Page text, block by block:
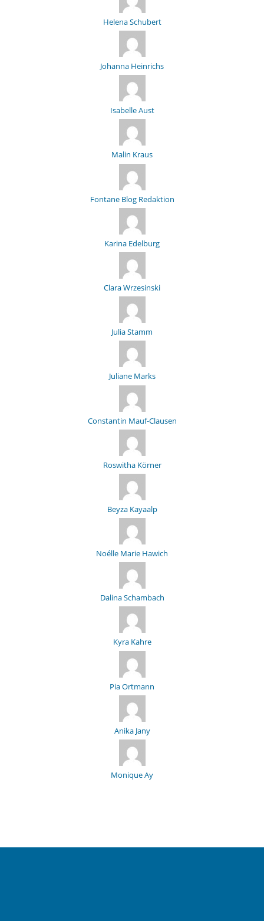
Helena Schubert
Johanna Heinrichs
Isabelle Aust
Malin Kraus
Fontane Blog Redaktion
Karina Edelburg
Clara Wrzesinski
Julia Stamm
Juliane Marks
Constantin Mauf-Clausen
Roswitha Körner
Beyza Kayaalp
Noélle Marie Hawich
Dalina Schambach
Kyra Kahre
Pia Ortmann
Anika Jany
Monique Ay